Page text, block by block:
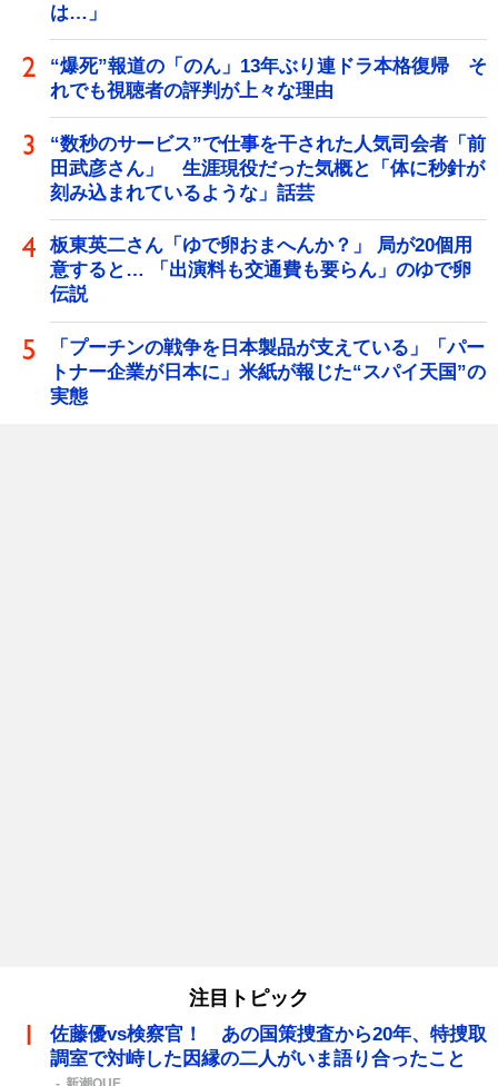
は…」
“爆死”報道の「のん」13年ぶり連ドラ本格復帰 そ
れでも視聴者の評判が上々な理由
“数秒のサービス”で仕事を干された人気司会者「前
田武彦さん」 生涯現役だった気概と「体に秒針が
刻み込まれているような」話芸
板東英二さん「ゆで卵おまへんか？」 局が20個用
意すると… 「出演料も交通費も要らん」のゆで卵
伝説
「プーチンの戦争を日本製品が支えている」「パー
トナー企業が日本に」米紙が報じた“スパイ天国”の
実態
注目トピック
佐藤優vs検察官！ あの国策捜査から20年、特捜取
調室で対峙した因縁の二人がいま語り合ったこと